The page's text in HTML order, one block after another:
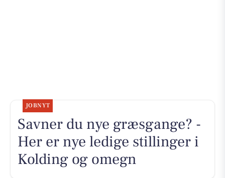
JOBNYT
Savner du nye græsgange? -
Her er nye ledige stillinger i
Kolding og omegn